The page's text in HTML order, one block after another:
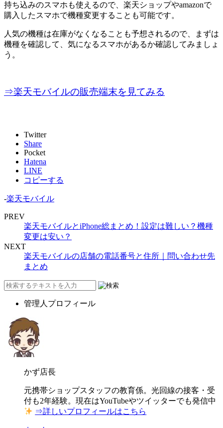
持ち込みのスマホも使えるので、楽天ショップやamazonで
購入したスマホで機種変更することも可能です。
人気の機種は在庫がなくなることも予想されるので、まずは
機種を確認して、気になるスマホがあるか確認してみましょ
う。
⇒楽天モバイルの販売端末を見てみる
Twitter
Share
Pocket
Hatena
LINE
コピーする
-楽天モバイル
PREV
楽天モバイルとiPhone総まとめ！設定は難しい？機種
変更は安い？
NEXT
楽天モバイルの店舗の電話番号と住所｜問い合わせ先
まとめ
管理人プロフィール
かず店長
元携帯ショップスタッフの教育係。光回線の接客・受
付も2年経験。現在はYouTubeやツイッターでも発信中
⇒詳しいプロフィールはこちら